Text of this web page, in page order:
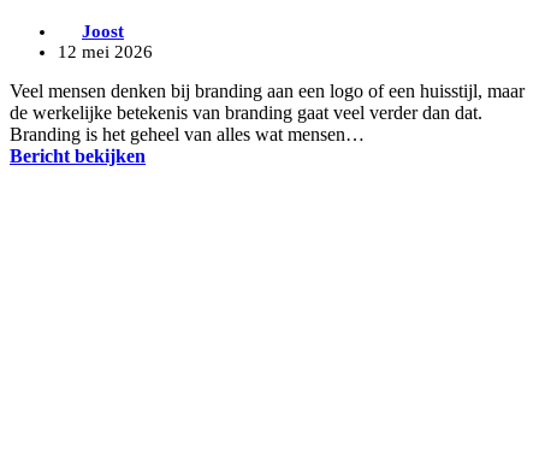
Joost
12 mei 2026
Veel mensen denken bij branding aan een logo of een huisstijl, maar
de werkelijke betekenis van branding gaat veel verder dan dat.
Branding is het geheel van alles wat mensen…
Bericht bekijken